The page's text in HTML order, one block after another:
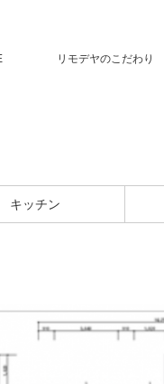
リモデヤのこだわり
キッチン